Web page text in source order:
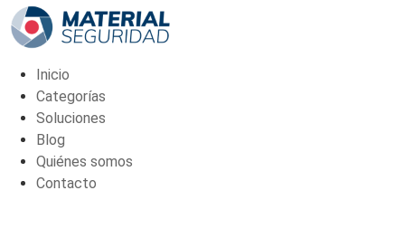
Inicio
Categorías
Soluciones
Blog
Quiénes somos
Contacto